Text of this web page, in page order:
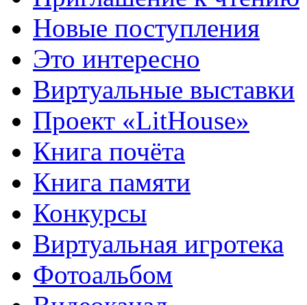
Новые поступления
Это интересно
Виртуальные выставки
Проект «LitHouse»
Книга почёта
Книга памяти
Конкурсы
Виртуальная игротека
Фотоальбом